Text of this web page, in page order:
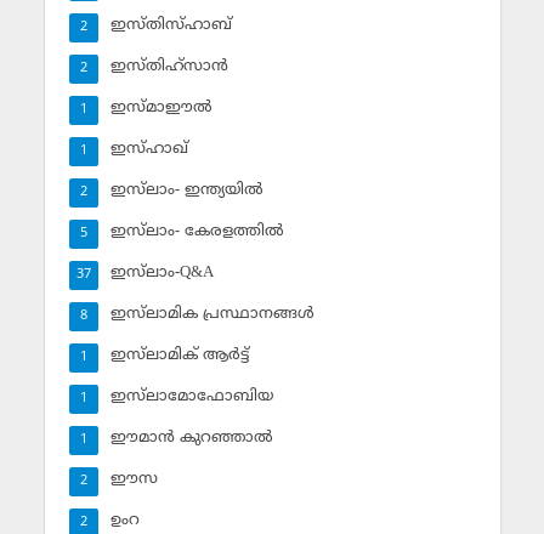
ഇസ്തിസ്ഹാബ്
2
ഇസ്തിഹ്‌സാന്‍
2
ഇസ്മാഈല്‍
1
ഇസ്ഹാഖ്‌
1
ഇസ്‌ലാം- ഇന്ത്യയില്‍
2
ഇസ്‌ലാം- കേരളത്തില്‍
5
ഇസ്‌ലാം-Q&A
37
ഇസ്‌ലാമിക പ്രസ്ഥാനങ്ങള്‍
8
ഇസ്‌ലാമിക് ആര്‍ട്ട്
1
ഇസ്‌ലാമോഫോബിയ
1
ഈമാന്‍ കുറഞ്ഞാല്‍
1
ഈസ
2
ഉംറ
2